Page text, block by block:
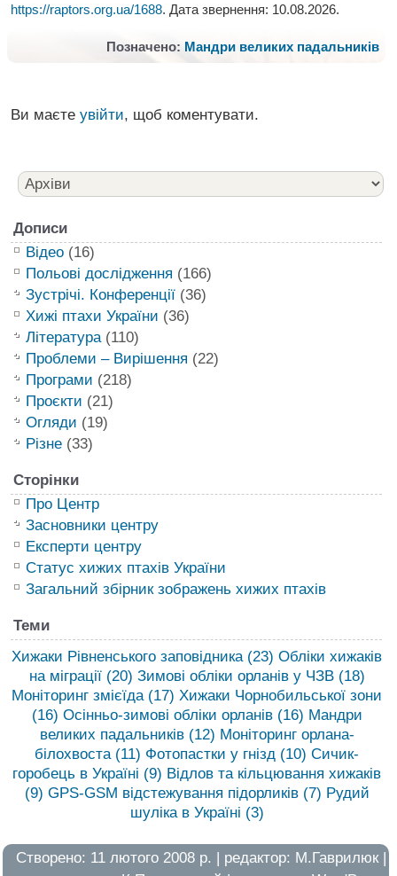
https://raptors.org.ua/1688. Дата звернення: 10.08.2026.
Позначено: Мандри великих падальників
Ви маєте увійти, щоб коментувати.
Дописи
Відео(16)
Польові дослідження (166)
Зустрічі. Конференції(36)
Хижі птахи України (36)
Література(110)
Проблеми – Вирішення (22)
Програми (218)
Проєкти (21)
Огляди (19)
Різне(33)
Сторінки
Про Центр
Засновники центру
Експерти центру
Статус хижих птахів України
Загальний збірник зображень хижих птахів
Теми
Хижаки Рівненського заповідника(23) Обліки хижаків
на міграції(20) Зимові обліки орланів у ЧЗВ(18)
Моніторинг змієїда(17) Хижаки Чорнобильської зони
(16) Осінньо-зимові обліки орланів(16) Мандри
великих падальників(12) Моніторинг орлана-
білохвоста(11) Фотопастки у гнізд (10) Сичик-
горобець в Україні (9) Відлов та кільцювання хижаків
(9) GPS-GSM відстежування підорликів(7) Рудий
шуліка в Україні (3)
Створено: 11 лютого 2008 р. | редактор: М.Гаврилюк|